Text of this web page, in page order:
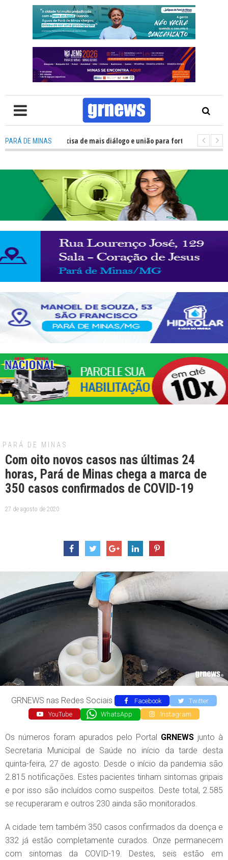
PARÁ DE MINAS
TV: Política precisa de mais diálogo e união para fortalecer Minas e
PARÁ DE MINAS
Com oito novos casos nas últimas 24
horas, Pará de Minas chega a marca de
350 casos confirmados de COVID-19
27 de agosto de 2020
GRNEWS nas Redes Sociais Facebook
Twitter
YouTube
WhatsApp Instagram
Os números foram apurados pelo Portal GRNEWS junto à
Secretaria Municipal de Saúde no início da tarde desta
quinta-feira, 27 de agosto. Desde o início da pandemia são
2.815 notificações. Estes pacientes tinham sintomas gripais
e por isso são incluídos como suspeitos. Deste total, 2.585
se recuperaram e outros 230 ainda são monitorados.
A cidade tem também 350 casos confirmados da doença e
332 já estão completamente curados. Onze permanecem
com sintomas da COVID-19. Destes, seis estão em